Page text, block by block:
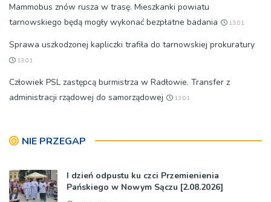
Mammobus znów rusza w trasę. Mieszkanki powiatu
tarnowskiego będą mogły wykonać bezpłatne badania
13:01
Sprawa uszkodzonej kapliczki trafiła do tarnowskiej prokuratury
13:01
Człowiek PSL zastępcą burmistrza w Radłowie. Transfer z
administracji rządowej do samorządowej
13:01
NIE PRZEGAP
I dzień odpustu ku czci Przemienienia
Pańskiego w Nowym Sączu [2.08.2026]